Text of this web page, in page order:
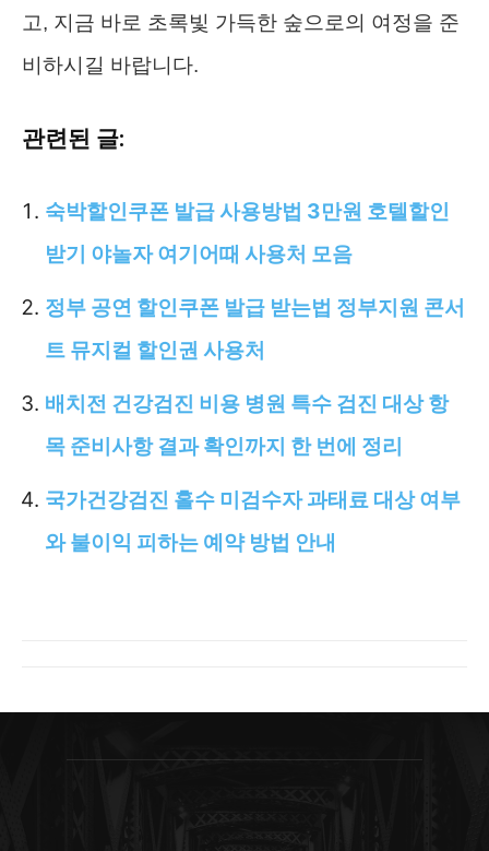
고, 지금 바로 초록빛 가득한 숲으로의 여정을 준
비하시길 바랍니다.
관련된 글:
숙박할인쿠폰 발급 사용방법 3만원 호텔할인
받기 야놀자 여기어때 사용처 모음
정부 공연 할인쿠폰 발급 받는법 정부지원 콘서
트 뮤지컬 할인권 사용처
배치전 건강검진 비용 병원 특수 검진 대상 항
목 준비사항 결과 확인까지 한 번에 정리
국가건강검진 홀수 미검수자 과태료 대상 여부
와 불이익 피하는 예약 방법 안내